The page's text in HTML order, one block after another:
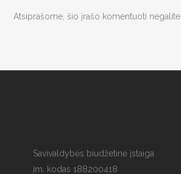
Atsiprašome, šio įrašo komentuoti negalite.
Savivaldybės biudžetinė įstaiga
Įm. kodas 188200418